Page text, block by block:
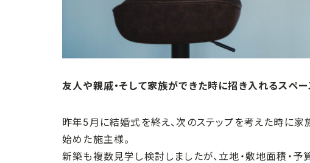
友人や親戚・そして家族ができた時に招き入れるスペー
昨年5月に結婚式を終え、次のステップを考えた時に
始めた施主様。
新築も複数見学し検討しましたが、立地・敷地面積・